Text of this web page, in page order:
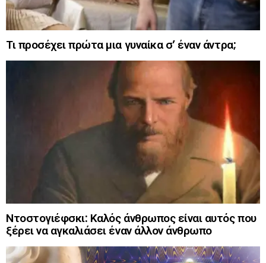
Τι προσέχει πρώτα μια γυναίκα σ’ έναν άντρα;
Ντοστογιέφσκι: Καλός άνθρωπος είναι αυτός που
ξέρει να αγκαλιάσει έναν άλλον άνθρωπο